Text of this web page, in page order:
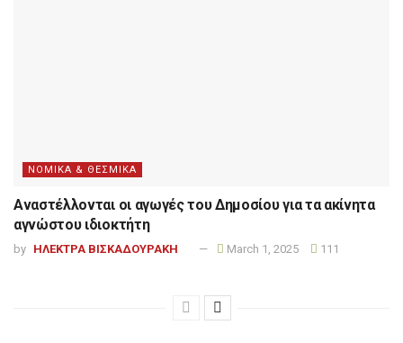
ΝΟΜΙΚΑ & ΘΕΣΜΙΚΑ
Αναστέλλονται οι αγωγές του Δημοσίου για τα ακίνητα
αγνώστου ιδιοκτήτη
by ΗΛΕΚΤΡΑ ΒΙΣΚΑΔΟΥΡΑΚΗ March 1, 2025 111